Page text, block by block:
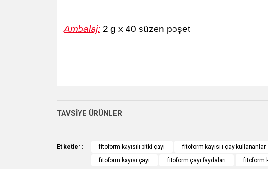
Ambalaj: 2 g x 40 süzen poşet
Ürün bilgilerinde hatalar bulunuyor.
Ürün fiyatı diğer sitelerden daha pahalı.
TAVSİYE ÜRÜNLER
Etiketler : fitoform kayısılı bitki çayı fitoform kayısılı çay kullananlar
fitoform kayısı çayı
fitoform çayı faydaları fitoform